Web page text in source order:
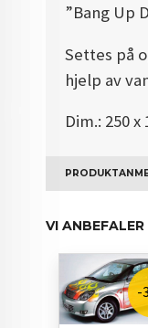
”Bang Up
Settes på
hjelp av
Dim.: 250 x
VI
-